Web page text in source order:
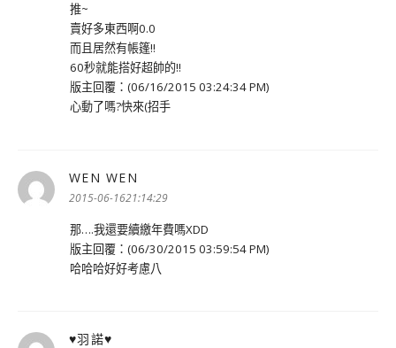
推~
賣好多東西啊0.0
而且居然有帳篷!!
60秒就能搭好超帥的!!
版主回覆：(06/16/2015 03:24:34 PM)
心動了嗎?快來(招手
WEN WEN
示:
2015-06-1621:14:29
那….我還要續繳年費嗎XDD
版主回覆：(06/30/2015 03:59:54 PM)
哈哈哈好好考慮八
♥羽諾♥